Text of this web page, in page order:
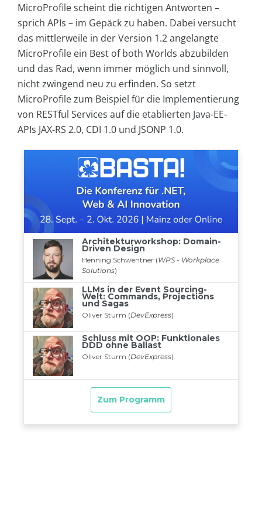
MicroProfile scheint die richtigen Antworten –
sprich APIs – im Gepäck zu haben. Dabei versucht
das mittlerweile in der Version 1.2 angelangte
MicroProfile ein Best of both Worlds abzubilden
und das Rad, wenn immer möglich und sinnvoll,
nicht zwingend neu zu erfinden. So setzt
MicroProfile zum Beispiel für die Implementierung
von RESTful Services auf die etablierten Java-EE-
APIs JAX-RS 2.0, CDI 1.0 und JSONP 1.0.